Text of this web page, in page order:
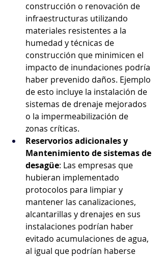
construcción o renovación de
infraestructuras utilizando
materiales resistentes a la
humedad y técnicas de
construcción que minimicen el
impacto de inundaciones podría
haber prevenido daños. Ejemplo
de esto incluye la instalación de
sistemas de drenaje mejorados
o la impermeabilización de
zonas críticas.
Reservorios adicionales y
Mantenimiento de sistemas de
desagüe: Las empresas que
hubieran implementado
protocolos para limpiar y
mantener las canalizaciones,
alcantarillas y drenajes en sus
instalaciones podrían haber
evitado acumulaciones de agua,
al igual que podrían haberse